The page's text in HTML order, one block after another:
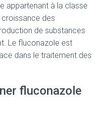
appartenant à la classe
croissance des
de substances
Le fluconazole est
dans le traitement des
fluconazole